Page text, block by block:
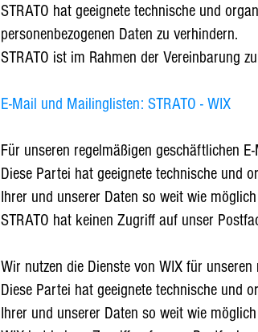
STRATO hat geeignete technische und
personenbezogenen Daten zu verhindern.
STRATO ist im Rahmen der Vereinbarung
E-Mail und Mailinglisten: STRATO - WIX
Für unseren regelmäßigen geschäftlichen
Diese Partei hat geeignete technische und
Ihrer und unserer Daten so weit wie
STRATO hat keinen Zugriff auf unser
Wir nutzen die Dienste von WIX für
Diese Partei hat geeignete technische und
Ihrer und unserer Daten so weit wie